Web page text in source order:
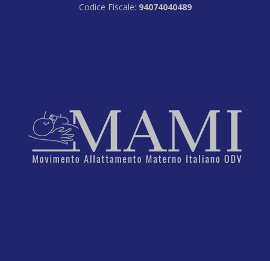
Codice Fiscale: 94074040489